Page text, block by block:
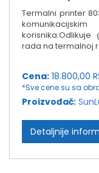
Termalni printer
rada na termalnoj
Cena: 18.800,00
*Sve cene su sa
Proizvođač:
Detaljnije